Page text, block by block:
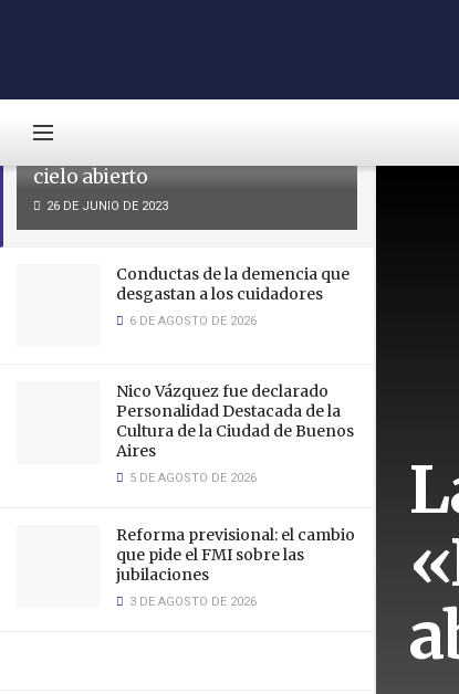
La Biblioteca Nacional celebra
cielo abierto
26 DE JUNIO DE 2023
Conductas de la demencia que
desgastan a los cuidadores
6 DE AGOSTO DE 2026
Nico Vázquez fue declarado
Personalidad Destacada de la
Cultura de la Ciudad de Buenos
Aires
5 DE AGOSTO DE 2026
Reforma previsional: el cambio
que pide el FMI sobre las
jubilaciones
3 DE AGOSTO DE 2026